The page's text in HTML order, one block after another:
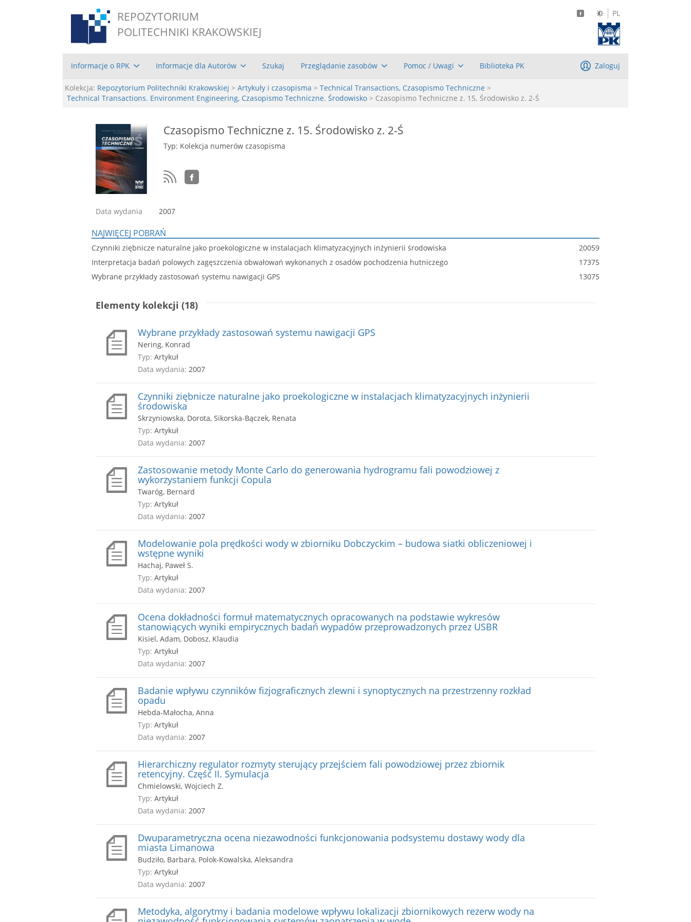
REPOZYTORIUM
POLITECHNIKI KRAKOWSKIEJ
PL
Informacje o RPK Informacje dla Autorów Szukaj Przeglądanie zasobów Pomoc / Uwagi Biblioteka PK Zaloguj
Kolekcja: Repozytorium Politechniki Krakowskiej > Artykuły i czasopisma > Technical Transactions, Czasopismo Techniczne >
Technical Transactions. Environment Engineering, Czasopismo Techniczne. Środowisko > Czasopismo Techniczne z. 15. Środowisko z. 2-Ś
Czasopismo Techniczne z. 15. Środowisko z. 2-Ś
Typ: Kolekcja numerów czasopisma
Data wydania 2007
NAJWIĘCEJ POBRAŃ
Czynniki ziębnicze naturalne jako proekologiczne w instalacjach klimatyzacyjnych inżynierii środowiska
20059
Interpretacja badań polowych zagęszczenia obwałowań wykonanych z osadów pochodzenia hutniczego
17375
Wybrane przykłady zastosowań systemu nawigacji GPS
13075
Elementy kolekcji (18)
Wybrane przykłady zastosowań systemu nawigacji GPS
Nering, Konrad
Typ: Artykuł
Data wydania: 2007
Czynniki ziębnicze naturalne jako proekologiczne w instalacjach klimatyzacyjnych inżynierii
środowiska
Skrzyniowska, Dorota, Sikorska-Bączek, Renata
Typ: Artykuł
Data wydania: 2007
Zastosowanie metody Monte Carlo do generowania hydrogramu fali powodziowej z
wykorzystaniem funkcji Copula
Twaróg, Bernard
Typ: Artykuł
Data wydania: 2007
Modelowanie pola prędkości wody w zbiorniku Dobczyckim – budowa siatki obliczeniowej i
wstępne wyniki
Hachaj, Paweł S.
Typ: Artykuł
Data wydania: 2007
Ocena dokładności formuł matematycznych opracowanych na podstawie wykresów
stanowiących wyniki empirycznych badań wypadów przeprowadzonych przez USBR
Kisiel, Adam, Dobosz, Klaudia
Typ: Artykuł
Data wydania: 2007
Badanie wpływu czynników fizjograficznych zlewni i synoptycznych na przestrzenny rozkład
opadu
Hebda-Małocha, Anna
Typ: Artykuł
Data wydania: 2007
Hierarchiczny regulator rozmyty sterujący przejściem fali powodziowej przez zbiornik
retencyjny. Część II. Symulacja
Chmielowski, Wojciech Z.
Typ: Artykuł
Data wydania: 2007
Dwuparametryczna ocena niezawodności funkcjonowania podsystemu dostawy wody dla
miasta Limanowa
Budziło, Barbara, Polok-Kowalska, Aleksandra
Typ: Artykuł
Data wydania: 2007
Metodyka, algorytmy i badania modelowe wpływu lokalizacji zbiornikowych rezerw wody na